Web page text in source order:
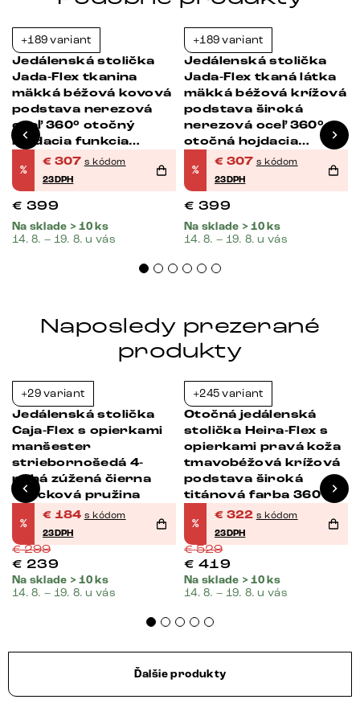
+189 variant
Jedálenská stolička
Jada-Flex tkanina
mäkká béžová kovová
podstava nerezová
oceľ 360° otočný
hojdacia funkcia
vrecková pružina
%
€ 307 s kódom
23DPH
€ 399
Na sklade > 10 ks
14. 8. – 19. 8. u vás
+189 variant
Jedálenská stolička
Jada-Flex tkaná látka
mäkká béžová krížová
podstava široká
nerezová oceľ 360°
otočná hojdacia
funkcia vrecková
pružina
%
€ 307 s kódom
23DPH
€ 399
Na sklade > 10 ks
14. 8. – 19. 8. u vás
Naposledy prezerané
produkty
+29 variant
Jedálenská stolička
Caja-Flex s opierkami
manšester
striebornošedá 4-
nohá zúžená čierna
vrecková pružina
%
€ 184 s kódom
23DPH
€299
€ 239
Na sklade > 10 ks
14. 8. – 19. 8. u vás
+245 variant
Otočná jedálenská
stolička Heira-Flex s
opierkami pravá koža
tmavobéžová krížová
podstava široká
titánová farba 360°
otočná vrecková
pružina
%
€ 322 s kódom
23DPH
€529
€ 419
Na sklade > 10 ks
14. 8. – 19. 8. u vás
Ďalšie produkty